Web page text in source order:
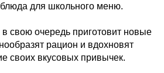
для школьного меню.
свою очередь приготовит новые
рацион и вдохновят
своих вкусовых привычек.